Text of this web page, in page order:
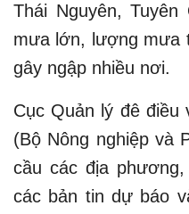
Thái Nguyên,
mưa lớn, lượng mưa
gây ngập nhiều nơi.
Cục Quản lý đê điều
(Bộ Nông nghiệp và
cầu các địa
các bản tin dự báo